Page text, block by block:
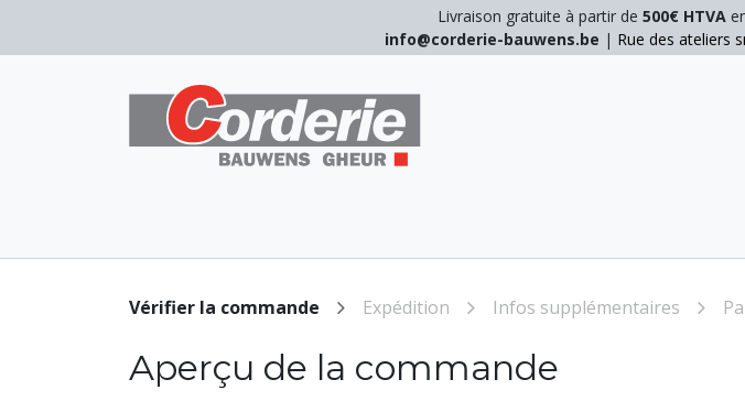
Livraison gratuite à partir de 500€ HTVA
info@corderie-bauwens.be | Rue des ateliers
Vérifier la commande Expédition Infos supplémentaires
Aperçu de la commande